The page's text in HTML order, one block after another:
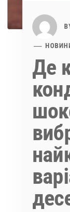
Де